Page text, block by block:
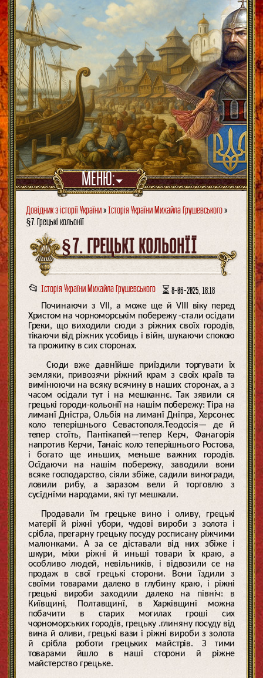
МЕНЮ:
Довідник з історії України»Історія України Михайла Грушевського»
§7. Грецькі кольонїї
§7. ГРЕЦЬКІ КОЛЬОНЇЇ
📂 Історія України Михайла Грушевського ⏳ 8-06-2025, 18:18
Починаючи з VII, а може ще й VIII віку перед
Христом на чорноморськім побережу -стали осідати
Греки, що виходили сюди з ріжних своїх городів,
тікаючи від ріжних усобиць і війн, шукаючи спокою
та прожитку в сих сторонах.
Сюди вже давнїйше приїздили торгувати їх
земляки, привозячи ріжний крам з своїх країв та
вимінюючи на всяку всячину в наших сторонах, а з
часом осідали тут і на мешканнє. Так зявили ся
грецькі городи-кольонїї на нашім побережу: Тіра на
лиманї Дністра, Ольбія на лиманї Дніпра, Херсонес
коло теперішнього Севастополя.Теодосія— де й
тепер стоїть, Пантікапей—тепер Керч, Фанагорія
напротив Керчи, Танаіс коло теперішнього Ростова,
і богато ще иньших, меньше важних городів.
Осїдаючи на нашім побережу, заводили вони
всяке господарство, сіяли збіже, садили виногради,
ловили рибу, а заразом вели й торговлю з
сусїднїми народами, які тут мешкали.
Продавали їм грецьке вино і оливу, грецькі
матерії й ріжні убори, чудові вироби з золота і
срібла, прегарну грецьку посуду росписану ріжчими
малюнками. А за се діставали від них збіже і
шкури, міхи ріжні й иньші товари їх краю, а
особливо людей, невільників, і відвозили се на
продаж в свої грецькі сторони. Вони їздили з
своїми товарами далеко в глубину краю, і ріжні
грецькі вироби заходили далеко на північ: в
Київщині, Полтавщинї, в Харківщині можна
побачити в старих могилах гроші сих
чорноморських городів, грецьку .глиняну посуду від
вина й оливи, грецькі вази і ріжні вироби з золота
й срібла роботи грецьких майстрів. З тими
товарами йшло в наші сторони й ріжне
майстерство грецьке.